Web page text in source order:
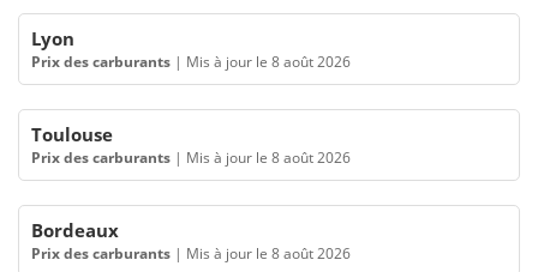
Lyon
Prix des carburants | Mis à jour le 8 août 2026
Toulouse
Prix des carburants | Mis à jour le 8 août 2026
Bordeaux
Prix des carburants | Mis à jour le 8 août 2026